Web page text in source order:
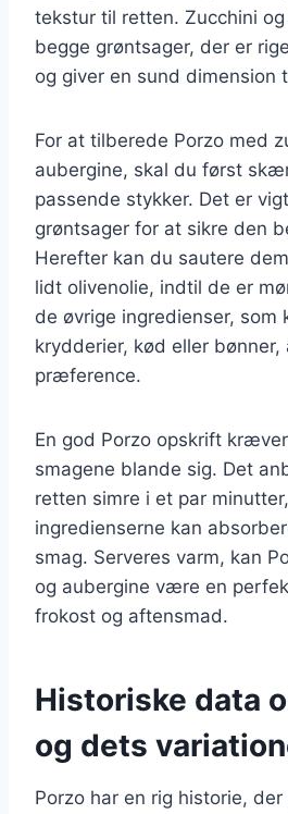
tekstur til retten. Zucchini
begge grøntsager, der er
og giver en sund dimension
For at tilberede Porzo med
aubergine, skal du først
passende stykker. Det er
grøntsager for at sikre den
Herefter kan du sautere
lidt olivenolie, indtil de er
de øvrige ingredienser, som
krydderier, kød eller
præference.
En god Porzo opskrift
smagene blande sig. Det
retten simre i et par
ingredienserne kan
smag. Serveres varm, kan
og aubergine være en
frokost og aftensmad.
Historiske data
og dets
Porzo har en rig historie,